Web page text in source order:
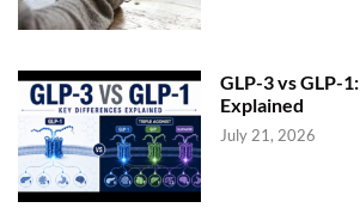
GLP-3 vs GLP-
Explained
July 21, 2026